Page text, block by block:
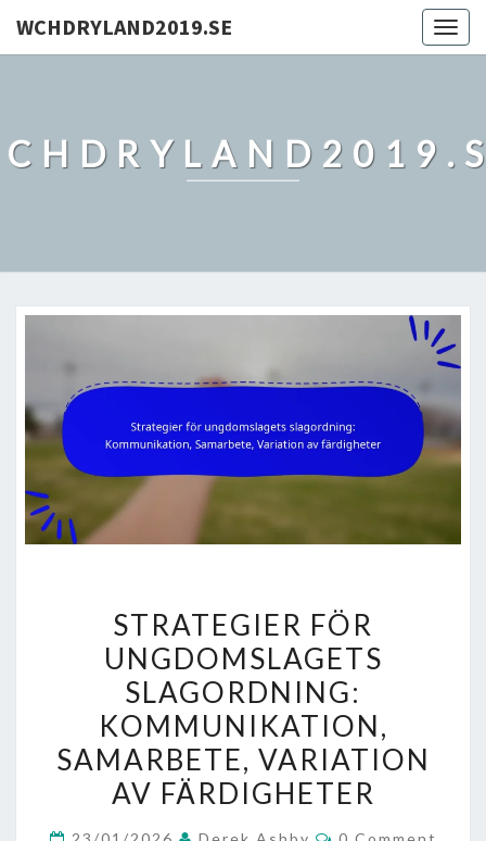
WCHDRYLAND2019.SE
FÖR
UNGDOMSLAGETS
SLAGORDNING:
KOMMUNIKATION,
SAMARBETE,
VARIATION
AV
FÄRDIGHETER
STRATEGIER FÖR
UNGDOMSLAGETS
SLAGORDNING:
KOMMUNIKATION,
SAMARBETE, VARIATION
AV FÄRDIGHETER
Comments